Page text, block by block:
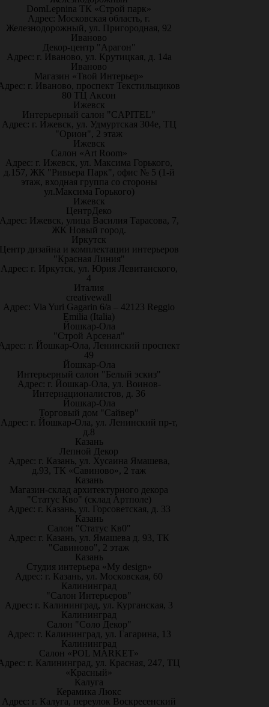
DomLepnina ТК «Строй парк»
Адрес: Московская область, г.
Железнодорожный, ул. Пригородная, 92
Иваново
Декор-центр "Арагон"
Адрес: г. Иваново, ул. Крутицкая, д. 14а
Иваново
Магазин «Твой Интерьер»
г. Иваново, проспект Текстильщиков
80 ТЦ Аксон
Ижевск
Интерьерный салон "CAPITEL"
Адрес: г. Ижевск, ул. Удмуртская 304е, ТЦ
"Орион", 2 этаж
Ижевск
Салон «Art Room»
Адрес: г. Ижевск, ул. Максима Горького,
д.157, ЖК "Ривьера Парк", офис № 5 (1-й
этаж, входная группа со стороны
ул.Максима Горького)
Ижевск
ЦентрДеко
Ижевск, улица Василия Тарасова, 7,
ЖК Новый город.
Иркутск
дизайна и комплектации интерьеров
"Красная Линия"
Адрес: г. Иркутск, ул. Юрия Левитанского,
4
Италия
creativewall
Адрес: Via Yuri Gagarin 6/a – 42123 Reggio
Emilia (Italia)
Йошкар-Ола
"Строй Арсенал"
г. Йошкар-Ола, Ленинский проспект
49
Йошкар-Ола
Интерьерный салон "Белый эскиз"
Адрес: г. Йошкар-Ола, ул. Воинов-
Интернационалистов, д. 36
Йошкар-Ола
Торговый дом "Сайвер"
Адрес: г. Йошкар-Ола, ул. Ленинский пр-т,
д.8
Казань
Лепной Декор
Адрес: г. Казань, ул. Хусаина Ямашева,
д.93, ТК «Савиново», 2 таж
Казань
Магазин-склад архитектурного декора
"Статус Кво" (склад Артполе)
Адрес: г. Казань, ул. Горсоветская, д. 33
Казань
Салон "Статус Кв0"
Адрес: г. Казань, ул. Ямашева д. 93, ТК
"Савиново", 2 этаж
Казань
Студия интерьера «My design»
Адрес: г. Казань, ул. Московская, 60
Калининград
"Салон Интерьеров"
Адрес: г. Калининград, ул. Курганская, 3
Калининград
Салон "Соло Декор"
Адрес: г. Калининград, ул. Гагарина, 13
Калининград
Салон «POL MARKET»
г. Калининград, ул. Красная, 247, ТЦ
«Красный»
Калуга
Керамика Люкс
Адрес: г. Калуга, переулок Воскресенский